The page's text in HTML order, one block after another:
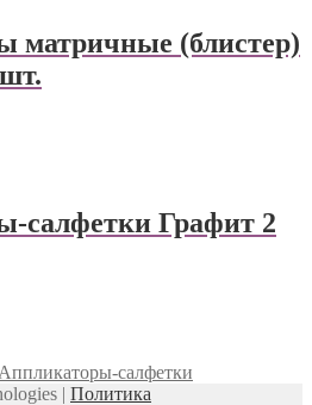
матричные (блистер)
салфетки Графит 2
Аппликаторы-салфетки
| Политика